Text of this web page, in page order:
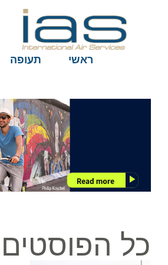
ראשי תעופה
כל הפוסטים בEtihad Rail